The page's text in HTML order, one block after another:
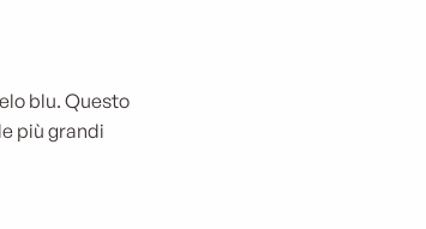
blu. Questo
più grandi